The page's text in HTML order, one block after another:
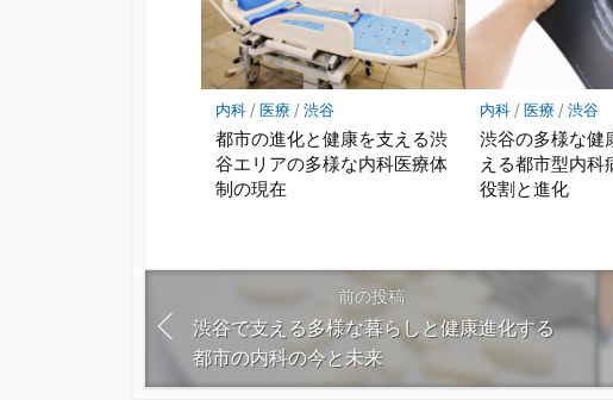
内科/ 医療/渋谷
都市の進化と健康を支える渋
谷エリアの多様な内科医療体
制の現在
内科/ 医療/渋谷
渋谷の多様な健
える都市型内科
役割と進化
前の投稿
渋谷で支える多様な暮らしと健康進化する
都市の内科の今と未来